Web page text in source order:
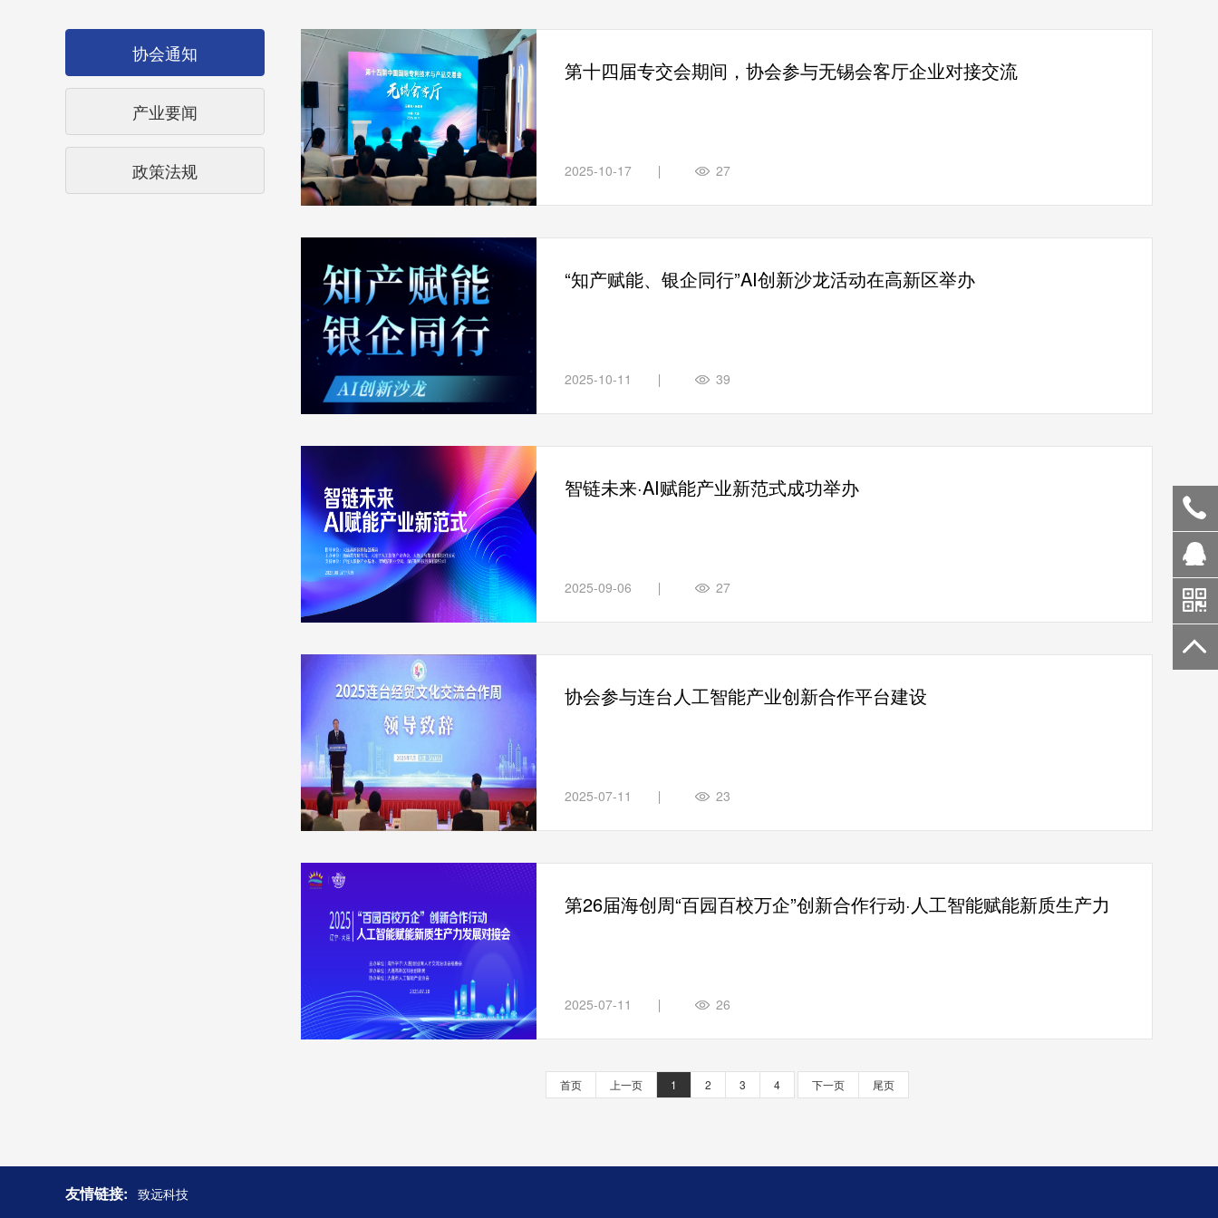
协会通知
产业要闻
政策法规
第十四届专交会期间，协会参与无锡会客厅企业对接交流
2025-10-17 27
“知产赋能、银企同行”AI创新沙龙活动在高新区举办
2025-10-11 39
智链未来·AI赋能产业新范式成功举办
2025-09-06 27
协会参与连台人工智能产业创新合作平台建设
2025-07-11 23
第26届海创周“百园百校万企”创新合作行动·人工智能赋能新质生产力
2025-07-11 26
首页 上一页 1 2 3 4 下一页 尾页
友情链接: 致远科技